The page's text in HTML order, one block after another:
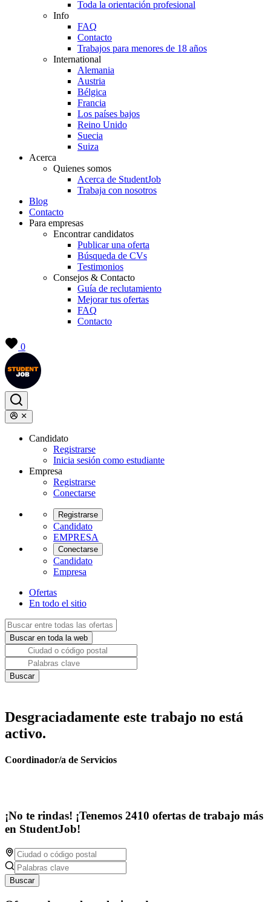
Toda la orientación profesional
Info
FAQ
Contacto
Trabajos para menores de 18 años
International
Alemania
Austria
Bélgica
Francia
Los países bajos
Reino Unido
Suecia
Suiza
Acerca
Quienes somos
Acerca de StudentJob
Trabaja con nosotros
Blog
Contacto
Para empresas
Encontrar candidatos
Publicar una oferta
Búsqueda de CVs
Testimonios
Consejos & Contacto
Guía de reclutamiento
Mejorar tus ofertas
FAQ
Contacto
0
Candidato
Registrarse
Inicia sesión como estudiante
Empresa
Registrarse
Conectarse
Registrarse
Candidato
EMPRESA
Conectarse
Candidato
Empresa
Ofertas
En todo el sitio
Desgraciadamente este trabajo no está
activo.
Coordinador/a de Servicios
¡No te rindas! ¡Tenemos 2410 ofertas de trabajo más
en StudentJob!
Buscar